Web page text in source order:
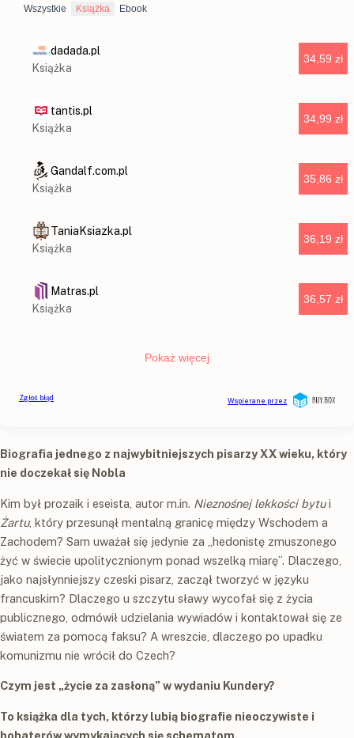
Biografia jednego z najwybitniejszych pisarzy XX wieku, który
nie doczekał się Nobla
Kim był prozaik i eseista, autor m.in. Nieznośnej lekkości bytui
Żartu, który przesunął mentalną granicę między Wschodem a
Zachodem? Sam uważał się jedynie za „hedonistę zmuszonego
żyć w świecie upolitycznionym ponad wszelką miarę”. Dlaczego,
jako najsłynniejszy czeski pisarz, zaczął tworzyć w języku
francuskim? Dlaczego u szczytu sławy wycofał się z życia
publicznego, odmówił udzielania wywiadów i kontaktował się ze
światem za pomocą faksu? A wreszcie, dlaczego po upadku
komunizmu nie wrócił do Czech?
Czym jest „życie za zasłoną” w wydaniu Kundery?
To książka dla tych, którzy lubią biografie nieoczywiste i
bohaterów wymykających się schematom.